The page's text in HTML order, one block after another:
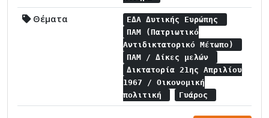
Θέματα
ΕΔΑ Δυτικής Ευρώπης
ΠΑΜ (Πατριωτικό
Αντιδικτατορικό Μέτωπο)
ΠΑΜ / Δίκες μελών
Δικτατορία 21ης Απριλίου
1967 / Οικονομική
πολιτική
Γυάρος